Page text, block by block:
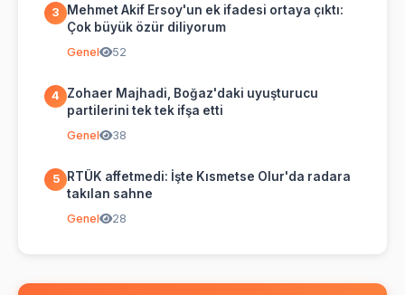
3
Mehmet Akif Ersoy'un ek ifadesi ortaya çıktı:
Çok büyük özür diliyorum
Genel 52
4
Zohaer Majhadi, Boğaz'daki uyuşturucu
partilerini tek tek ifşa etti
Genel 38
5
RTÜK affetmedi: İşte Kısmetse Olur'da radara
takılan sahne
Genel 28